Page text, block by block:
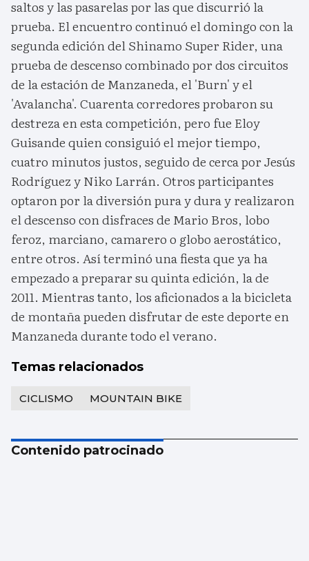
saltos y las pasarelas por las que discurrió la
prueba. El encuentro continuó el domingo con la
segunda edición del Shinamo Super Rider, una
prueba de descenso combinado por dos circuitos
de la estación de Manzaneda, el 'Burn' y el
'Avalancha'. Cuarenta corredores probaron su
destreza en esta competición, pero fue Eloy
Guisande quien consiguió el mejor tiempo,
cuatro minutos justos, seguido de cerca por Jesús
Rodríguez y Niko Larrán. Otros participantes
optaron por la diversión pura y dura y realizaron
el descenso con disfraces de Mario Bros, lobo
feroz, marciano, camarero o globo aerostático,
entre otros. Así terminó una fiesta que ya ha
empezado a preparar su quinta edición, la de
2011. Mientras tanto, los aficionados a la bicicleta
de montaña pueden disfrutar de este deporte en
Manzaneda durante todo el verano.
Temas relacionados
CICLISMO MOUNTAIN BIKE
Contenido patrocinado